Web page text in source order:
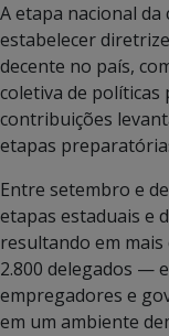
A etapa nacional
estabelecer
decente no país,
coletiva de políticas
contribuições
etapas
Entre setembro e
etapas estaduais e
resultando em
2.800 delegados —
empregadores e
em um ambiente